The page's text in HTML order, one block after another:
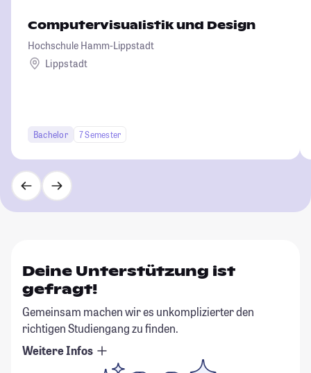
Computervisualistik und Design
Hochschule Hamm-Lippstadt
Lippstadt
Bachelor 7 Semester
Deine Unterstützung ist
gefragt!
Gemeinsam machen wir es unkomplizierter den
richtigen Studiengang zu finden.
Weitere Infos